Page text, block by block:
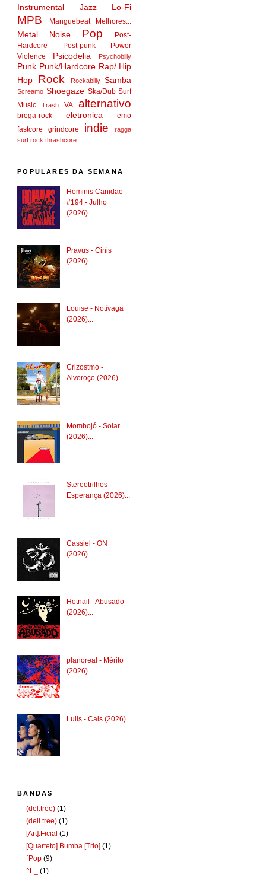
Instrumental Jazz Lo-Fi
MPB Manguebeat Melhores...
Metal Noise Pop
Post-
Hardcore
Post-punk
Power
Violence
Psicodelia Psychobilly
Punk Punk/Hardcore Rap/ Hip
Hop
Rock Rockabilly Samba
Screamo Shoegaze Ska/Dub Surf
Music
Trash VA alternativo
brega-rock eletronica
emo
fastcore
grindcore indie
ragga
surf rock thrashcore
POPULARES DA SEMANA
Hominis Canidae
#194 - Julho
(2026)...
Pravus - Cinis
(2026)...
Louise - Notívaga
(2026)...
Crizostmo -
Alvoroço (2026)...
Mombojó - Solar
(2026)...
Stereotrilhos -
Esperança (2026)...
Cassiel - ON
(2026)...
Hotnail - Abusado
(2026)...
planoreal - Mérito
(2026)...
Lulis - Cais (2026)...
BANDAS
(del.tree) (1)
(dell.tree) (1)
[Art].Ficial (1)
[Quarteto] Bumba [Trio] (1)
`Pop (9)
^L_
(1)